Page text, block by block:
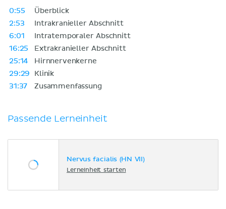
0:55
Überblick
2:53
Intrakranieller Abschnitt
6:01
Intratemporaler Abschnitt
16:25
Extrakranieller Abschnitt
25:14
Hirnnervenkerne
29:29
Klinik
31:37
Zusammenfassung
Passende Lerneinheit
Nervus facialis (HN VII)
Lerneinheit starten